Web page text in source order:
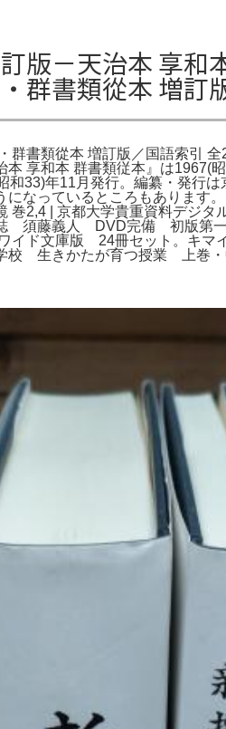
訂版－天治本 享
群書類從本 増訂
群書類從本 増訂版／国語索引
本 享和本 群書類従本』は
和33)年11月発行。編纂・発行
になっているところもあります
巻2,4 | 京都大学貴重資料デジ
須藤義人 DVD完備 初版第
イド文庫版 24冊セット。キ
校 生きかたが育つ授業 上巻・